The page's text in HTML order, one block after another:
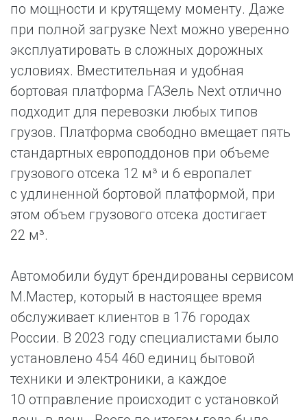
по мощности и крутящему моменту. Даже
при полной загрузке Next можно уверенно
эксплуатировать в сложных дорожных
условиях. Вместительная и удобная
бортовая платформа ГАЗель Next отлично
подходит для перевозки любых типов
грузов. Платформа свободно вмещает пять
стандартных европоддонов при объеме
грузового отсека 12 м³ и 6 европалет
с удлиненной бортовой платформой, при
этом объем грузового отсека достигает
22 м³.
Автомобили будут брендированы сервисом
М.Мастер, который в настоящее время
обслуживает клиентов в 176 городах
России. В 2023 году специалистами было
установлено 454 460 единиц бытовой
техники и электроники, а каждое
10 отправление происходит с установкой